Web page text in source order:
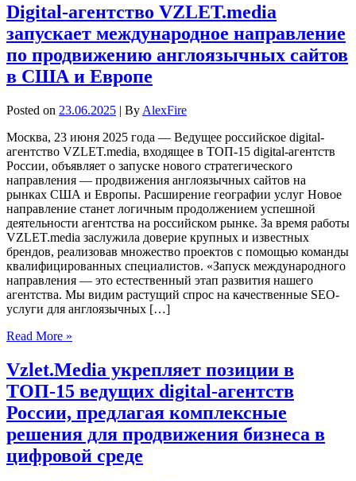
Digital-агентство VZLET.media
запускает международное направление
по продвижению англоязычных сайтов
в США и Европе
Posted on 23.06.2025 | By AlexFire
Москва, 23 июня 2025 года — Ведущее российское digital-
агентство VZLET.media, входящее в ТОП-15 digital-агентств
России, объявляет о запуске нового стратегического
направления — продвижения англоязычных сайтов на
рынках США и Европы. Расширение географии услуг Новое
направление станет логичным продолжением успешной
деятельности агентства на российском рынке. За время работы
VZLET.media заслужила доверие крупных и известных
брендов, реализовав множество проектов с помощью команды
квалифицированных специалистов. «Запуск международного
направления — это естественный этап развития нашего
агентства. Мы видим растущий спрос на качественные SEO-
услуги для англоязычных […]
Read More »
Vzlet.Media укрепляет позиции в
ТОП-15 ведущих digital-агентств
России, предлагая комплексные
решения для продвижения бизнеса в
цифровой среде